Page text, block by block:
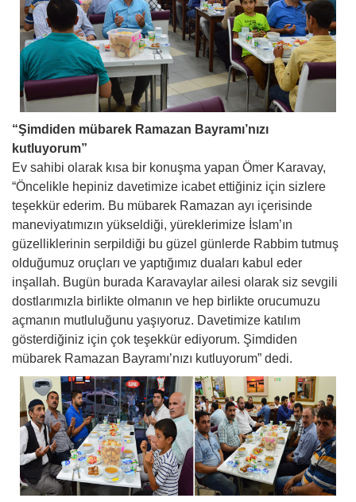
“Şimdiden mübarek Ramazan Bayramı’nızı
kutluyorum”
Ev sahibi olarak kısa bir konuşma yapan Ömer Karavay,
“Öncelikle hepiniz davetimize icabet ettiğiniz için sizlere
teşekkür ederim. Bu mübarek Ramazan ayı içerisinde
maneviyatımızın yükseldiği, yüreklerimize İslam’ın
güzelliklerinin serpildiği bu güzel günlerde Rabbim tutmuş
olduğumuz oruçları ve yaptığımız duaları kabul eder
inşallah. Bugün burada Karavaylar ailesi olarak siz sevgili
dostlarımızla birlikte olmanın ve hep birlikte orucumuzu
açmanın mutluluğunu yaşıyoruz. Davetimize katılım
gösterdiğiniz için çok teşekkür ediyorum. Şimdiden
mübarek Ramazan Bayramı’nızı kutluyorum” dedi.